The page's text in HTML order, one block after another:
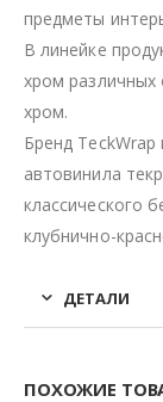
предметы
В линейке
хром различных
хром.
Бренд
автовинила
классического
клубнично-
ДЕТАЛИ
ПОХОЖИЕ